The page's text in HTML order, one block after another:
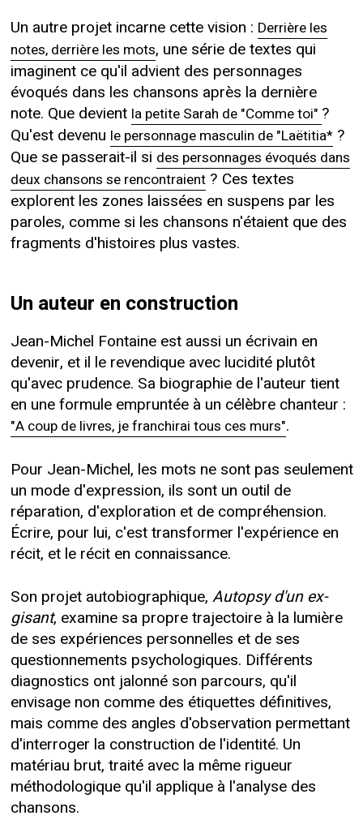
Un autre projet incarne cette vision : Derrière les
notes, derrière les mots, une série de textes qui
imaginent ce qu'il advient des personnages
évoqués dans les chansons après la dernière
note. Que devient la petite Sarah de "Comme toi" ?
Qu'est devenu le personnage masculin de "Laëtitia*?
Que se passerait-il si des personnages évoqués dans
deux chansons se rencontraient? Ces textes
explorent les zones laissées en suspens par les
paroles, comme si les chansons n'étaient que des
fragments d'histoires plus vastes.
Un auteur en construction
Jean-Michel Fontaine est aussi un écrivain en
devenir, et il le revendique avec lucidité plutôt
qu'avec prudence. Sa biographie de l'auteur tient
en une formule empruntée à un célèbre chanteur :
"A coup de livres, je franchirai tous ces murs".
Pour Jean-Michel, les mots ne sont pas seulement
un mode d'expression, ils sont un outil de
réparation, d'exploration et de compréhension.
Écrire, pour lui, c'est transformer l'expérience en
récit, et le récit en connaissance.
Son projet autobiographique, Autopsy d'un ex-
gisant, examine sa propre trajectoire à la lumière
de ses expériences personnelles et de ses
questionnements psychologiques. Différents
diagnostics ont jalonné son parcours, qu'il
envisage non comme des étiquettes définitives,
mais comme des angles d'observation permettant
d'interroger la construction de l'identité. Un
matériau brut, traité avec la même rigueur
méthodologique qu'il applique à l'analyse des
chansons.